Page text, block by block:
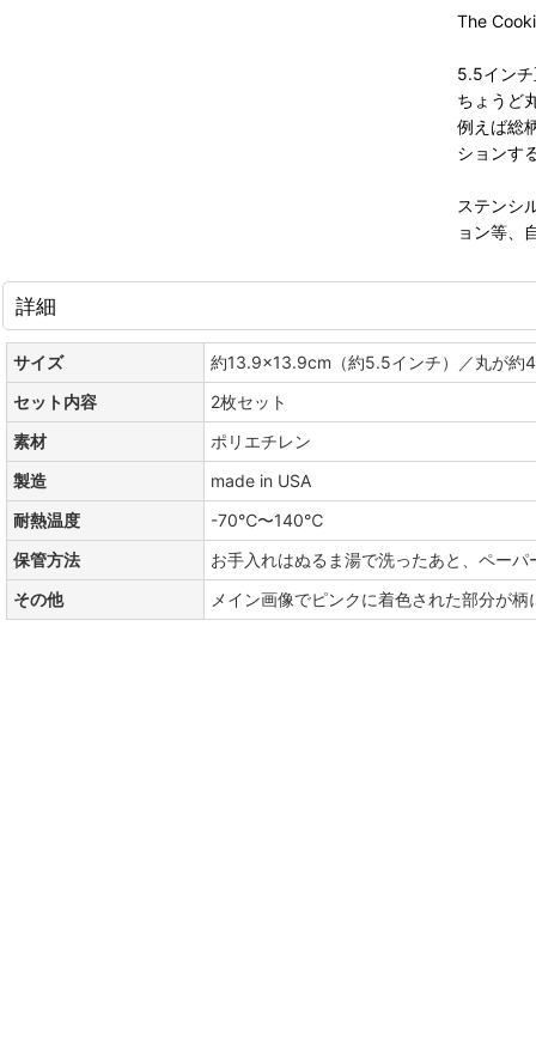
The
5.5イン
ちょうど
例えば総
ションす
ステンシ
ョン等、
詳細
サイズ
約13.9×13.9cm（約5.5インチ）／丸が約
セット内容
2枚セット
素材
ポリエチレン
製造
made in USA
耐熱温度
-70℃〜140℃
保管方法
お手入れはぬるま湯で洗ったあと、ペー
その他
メイン画像でピンクに着色された部分が